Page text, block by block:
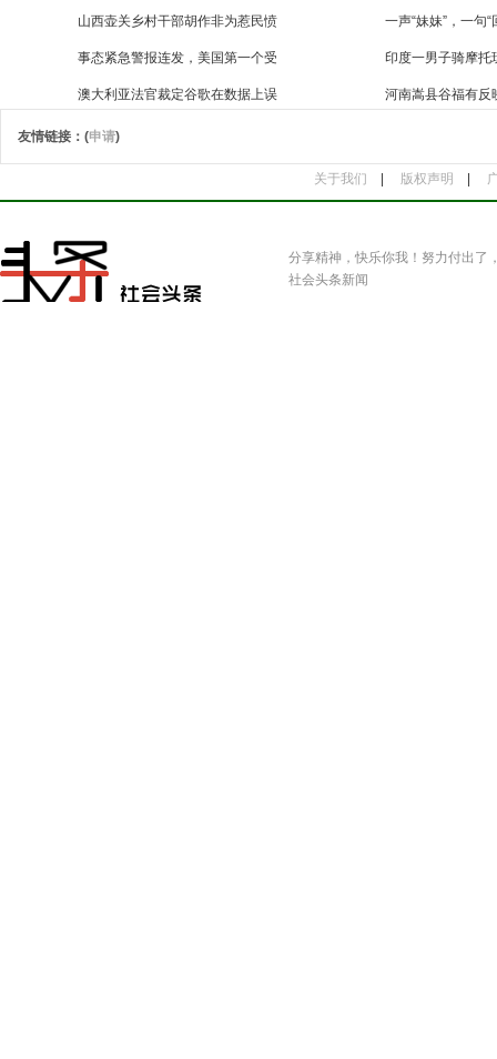
山西壶关乡村干部胡作非为惹民愤 一声“妹妹”，一句“
事态紧急警报连发，美国第一个受 印度一男子骑摩托
澳大利亚法官裁定谷歌在数据上误 河南嵩县谷福有反
友情链接：(申请)
关于我们 版权声明
分享精神，快乐你我！努力付出了
社会头条新闻